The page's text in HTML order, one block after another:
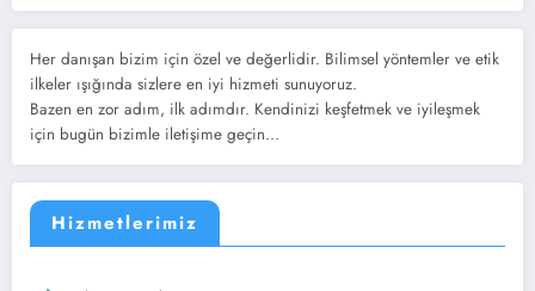
Her danışan bizim için özel ve değerlidir. Bilimsel yöntemler ve etik
ilkeler ışığında sizlere en iyi hizmeti sunuyoruz.
Bazen en zor adım, ilk adımdır. Kendinizi keşfetmek ve iyileşmek
için bugün bizimle iletişime geçin...
Hizmetlerimiz